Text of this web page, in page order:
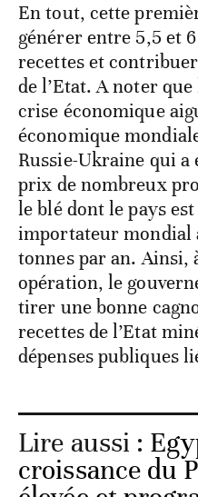
En tout, cette
générer entre 5,5 et
recettes et
de l’Etat. A noter
crise économique
économique
Russie-Ukraine qui a
prix de nombreux
le blé dont le pays
importateur mondial
tonnes par an. Ainsi,
opération, le
tirer une bonne
recettes de l’Etat
dépenses publiques
Lire aussi :
croissance du